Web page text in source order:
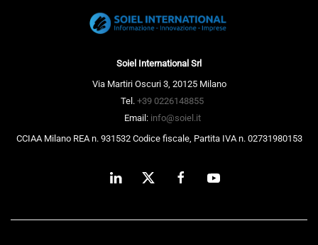
Soiel International Srl
Via Martiri Oscuri 3, 20125 Milano
Tel. +39 0226148855
Email: info@soiel.it
CCIAA Milano REA n. 931532 Codice fiscale, Partita IVA n. 02731980153